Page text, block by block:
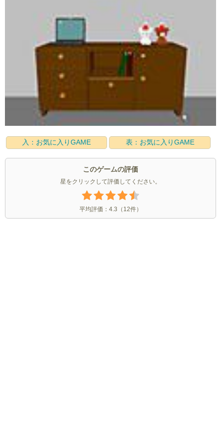
入：お気に入りGAME 表：お気に入りGAME
このゲームの評価
星をクリックして評価してください。
平均評価： 4.3 （ 12件）